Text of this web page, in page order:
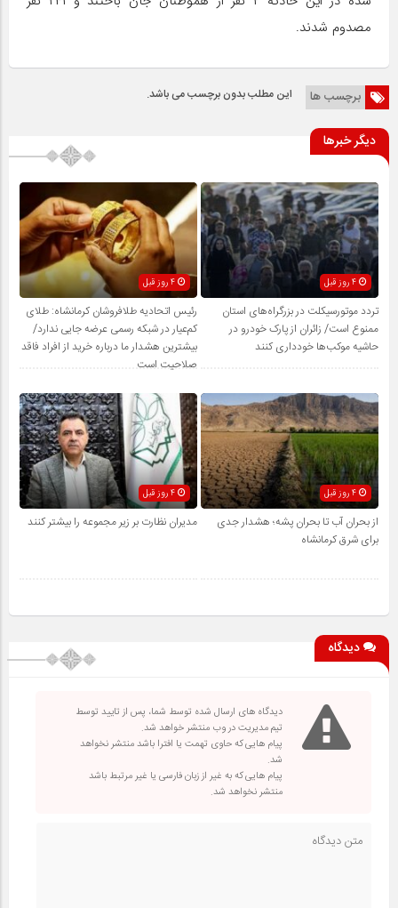
مصدوم شدند.
برچسب ها این مطلب بدون برچسب می باشد.
دیگر خبرها
4 روز قبل
تردد موتورسیکلت در بزرگراه‌های استان
ممنوع است/ زائران از پارک خودرو در
حاشیه موکب‌ها خودداری کنند
رئیس اتحادیه طلافروشان کرمانشاه: طلای
کم‌عیار در شبکه رسمی عرضه جایی ندارد/
بیشترین هشدار ما درباره خرید از افراد فاقد
صلاحیت است
4 روز قبل
از بحران آب تا بحران پشه؛ هشدار جدی
برای شرق کرمانشاه
مدیران نظارت بر زیر مجموعه را بیشتر کنند
دیدگاه
دیدگاه های ارسال شده توسط شما، پس از تایید توسط
تیم مدیریت در وب منتشر خواهد شد.
پیام هایی که حاوی تهمت یا افترا باشد منتشر نخواهد
شد.
پیام هایی که به غیر از زبان فارسی یا غیر مرتبط باشد
منتشر نخواهد شد.